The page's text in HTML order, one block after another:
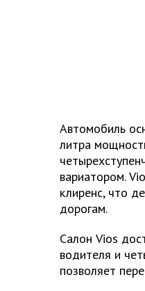
Автомобиль
литра
вариатором.
клиренс, что
дорогам.
Салон Vios
водителя и
позволяет